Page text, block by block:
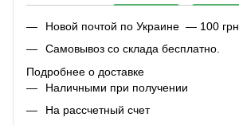
Новой почтой по Украине — 100 грн.
Самовывоз со склада бесплатно.
Подробнее о доставке
Наличными при получении
На рассчетный счет